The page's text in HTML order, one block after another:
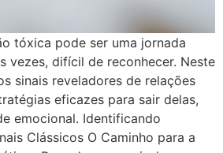
tóxica pode ser uma jornada
vezes, difícil de reconhecer. Neste
sinais reveladores de relações
eficazes para sair delas,
emocional. Identificando
Clássicos O Caminho para a